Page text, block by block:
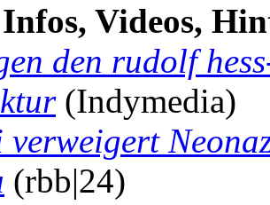
Videos,
den rudolf
(Indymedia)
(rbb|24)